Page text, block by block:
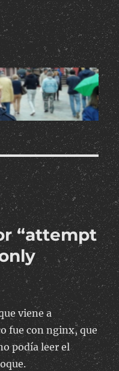
“attempt
viene a
fue con nginx, que
podía leer el